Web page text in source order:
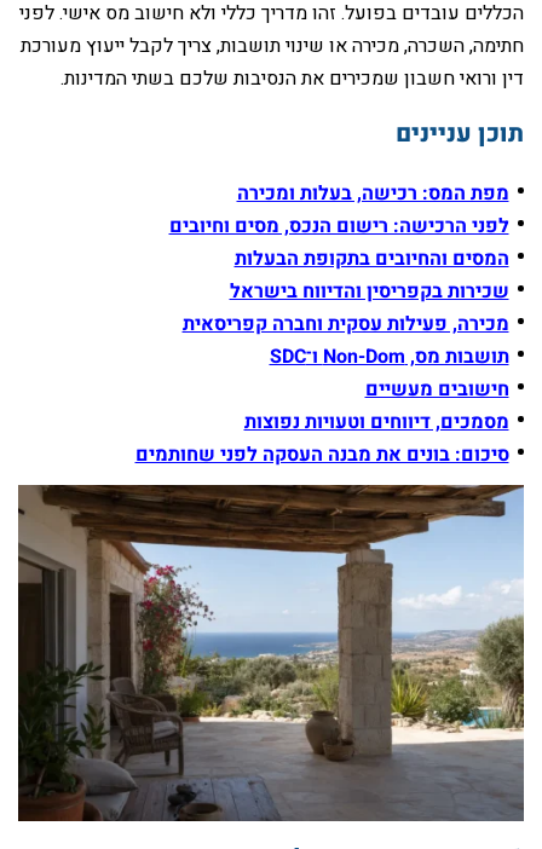
הכללים עובדים בפועל. זהו מדריך כללי ולא חישוב מס אישי. לפני
חתימה, השכרה, מכירה או שינוי תושבות, צריך לקבל ייעוץ מעורכת
דין ורואי חשבון שמכירים את הנסיבות שלכם בשתי המדינות.
‏תוכן עניינים
מפת המס: רכישה, בעלות ומכירה
לפני הרכישה: רישום הנכס, מסים וחיובים
המסים והחיובים בתקופת הבעלות
שכירות בקפריסין והדיווח בישראל
מכירה, פעילות עסקית וחברה קפריסאית
תושבות מס, Non-Dom ו־SDC
חישובים מעשיים
מסמכים, דיווחים וטעויות נפוצות
סיכום: בונים את מבנה העסקה לפני שחותמים